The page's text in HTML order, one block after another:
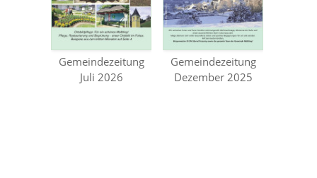
Gemeindezeitung
Juli 2026
Gemeindezeitung
Dezember 2025